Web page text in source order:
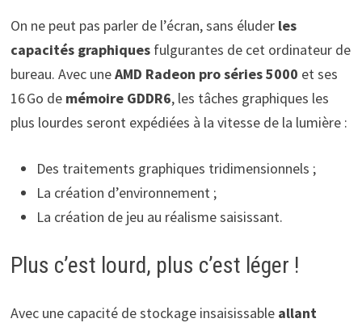
On ne peut pas parler de l’écran, sans éluder les
capacités graphiquesfulgurantes de cet ordinateur de
bureau. Avec uneAMD Radeon pro séries 5000 et ses
16 Go de mémoire GDDR6, les tâches graphiques les
plus lourdes seront expédiées à la vitesse de la lumière :
Des traitements graphiques tridimensionnels ;
La création d’environnement ;
La création de jeu au réalisme saisissant.
Plus c’est lourd, plus c’est léger !
Avec une capacité de stockage insaisissable allant